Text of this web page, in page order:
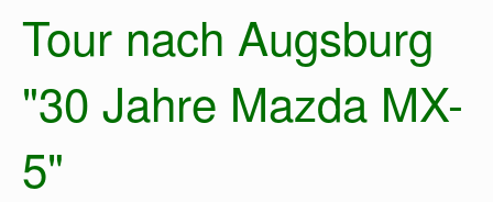
Tour nach Augsburg
"30 Jahre Mazda MX-
5"